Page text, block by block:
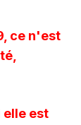
ce n'est
elle est